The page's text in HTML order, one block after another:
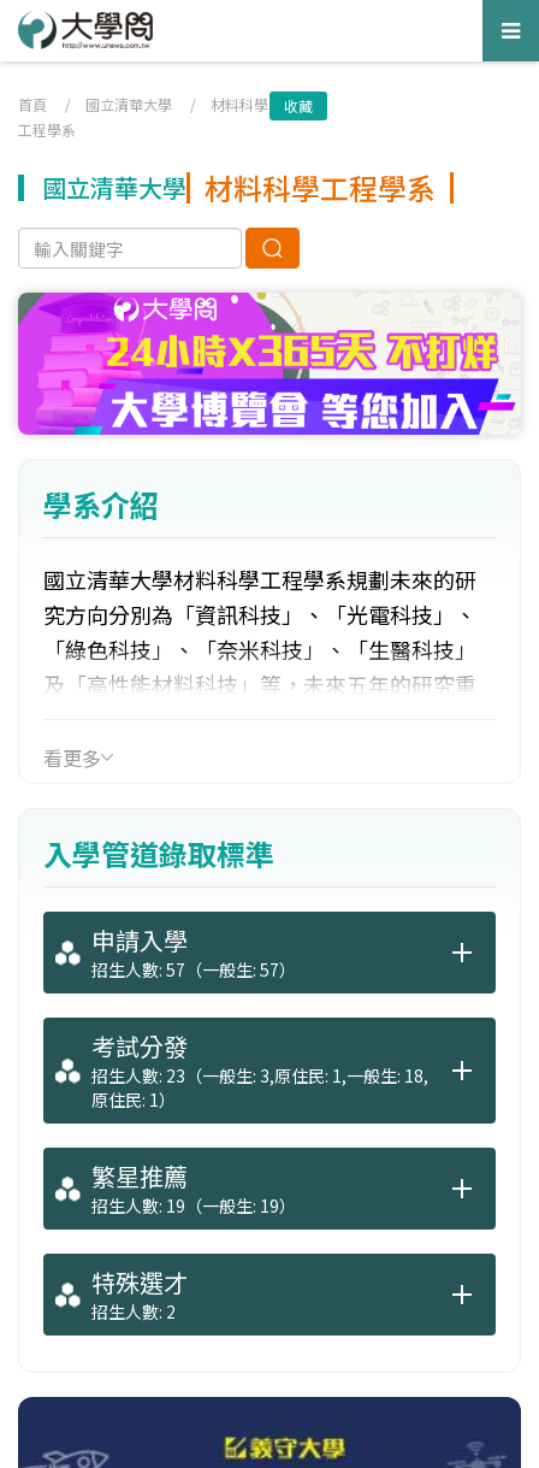
首頁 / 國立清華大學 / 材料科學
工程學系
收藏
國立清華大學 材料科學工程學系
學系介紹
國立清華大學材料科學工程學系規劃未來的研
究方向分別為「資訊科技」、「光電科技」、
「綠色科技」、「奈米科技」、「生醫科技」
及「高性能材料科技」等，未來五年的研究重
將朝向材料科技與生物科技結合的方向努力。
體、奈米科技、生醫科技、研究員、電子及一
般工廠工程師等。
看更多
入學管道錄取標準
申請入學
招生人數: 57（一般生: 57）
考試分發
招生人數: 23（一般生: 3,原住民: 1,一般生: 18,
原住民: 1）
繁星推薦
招生人數: 19（一般生: 19）
特殊選才
招生人數: 2